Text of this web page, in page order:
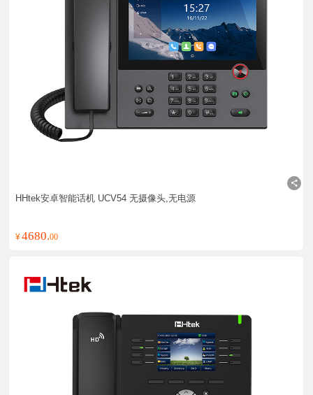
HHtek安卓智能话机 UCV54 无摄像头,无电源
¥4680.00